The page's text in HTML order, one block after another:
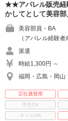
★★アパレル販売経
かしてとして美容
美容部員・BA
（アパレル経験
派遣
時給1,300円 ～
福岡・広島・岡山
正社員登用
学生OK
ネイルOK